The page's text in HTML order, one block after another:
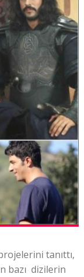
tanıttı,
bazı dizilerin